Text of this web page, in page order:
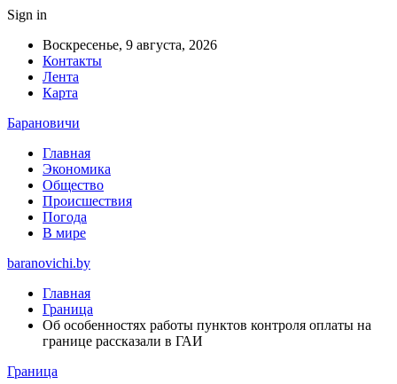
Sign in
Воскресенье, 9 августа, 2026
Контакты
Лента
Карта
Барановичи
Главная
Экономика
Общество
Происшествия
Погода
В мире
baranovichi.by
Главная
Граница
Об особенностях работы пунктов контроля оплаты на
границе рассказали в ГАИ
Граница